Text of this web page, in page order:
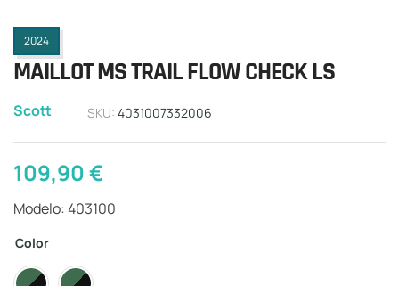
2024
MAILLOT MS TRAIL FLOW CHECK LS
Scott SKU: 4031007332006
109,90€
Modelo: 403100
Color